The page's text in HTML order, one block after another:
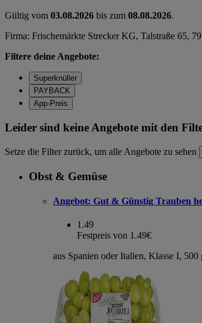
Gültig vom 03.08.2026 bis zum 08.08.2026.
Firma: Frischemärkte Strecker KG, Talstraße 65,
Filtere deine Angebote:
Superknüller
PAYBACK
App-Preis
Leider sind keine Angebote mit den
Setze die Filter zurück, um alle Angebote zu sehen
Obst & Gemüse
Angebot: Gut & Günstig Trauben
1.49
Festpreis von 1.49€
aus Spanien oder Italien, Klasse I,